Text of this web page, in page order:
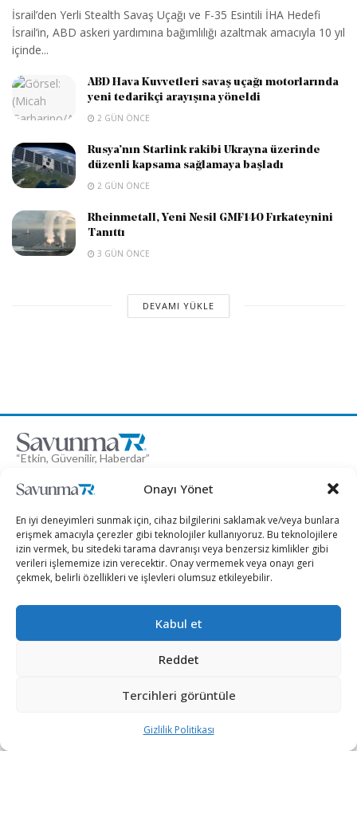
Onayı Yönet
En iyi deneyimleri sunmak için, cihaz bilgilerini saklamak ve/veya bunlara
erişmek amacıyla çerezler gibi teknolojiler kullanıyoruz. Bu teknolojilere
izin vermek, bu sitedeki tarama davranışı veya benzersiz kimlikler gibi
verileri işlememize izin verecektir. Onay vermemek veya onayı geri
çekmek, belirli özellikleri ve işlevleri olumsuz etkileyebilir.
Kabul et
Reddet
Tercihleri görüntüle
Gizlilik Politikası
İsrail’den Yerli Stealth Savaş Uçağı ve F-35 Esintili İHA Hedefi
İsrail’in, ABD askeri yardımına bağımlılığı azaltmak amacıyla 10 yıl
içinde...
ABD Hava Kuvvetleri savaş uçağı motorlarında
yeni tedarikçi arayışına yöneldi
2 GÜN ÖNCE
Rusya’nın Starlink rakibi Ukrayna üzerinde
düzenli kapsama sağlamaya başladı
2 GÜN ÖNCE
Rheinmetall, Yeni Nesil GMF140 Fırkateynini
Tanıttı
3 GÜN ÖNCE
DEVAMI YÜKLE
“Etkin, Güvenilir, Haberdar”
+90 530 308 17 96
2026 © Savunma TR. Tüm Hakları Saklıdır.
Savunma Sanayii
Siber Güvenlik
Teknoloji
Politika
Dosya Haber